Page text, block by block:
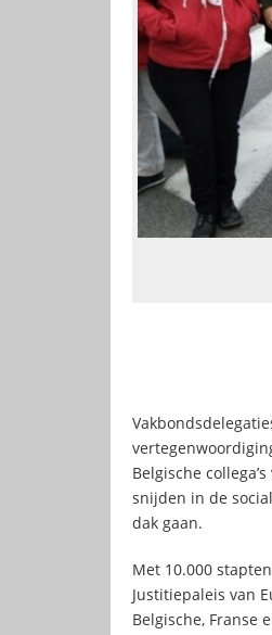
Belgische
snijden in de
dak gaan.
Met 10.000
Justitiepaleis van
Belgische, Franse